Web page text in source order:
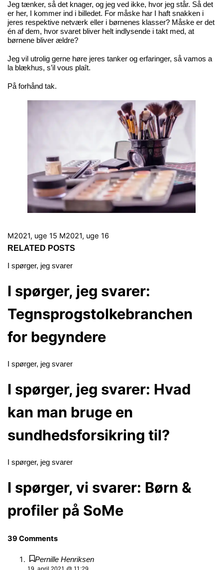
Jeg tænker, så det knager, og jeg ved ikke, hvor jeg står. Så det
er her, I kommer ind i billedet. For måske har I haft snakken i
jeres respektive netværk eller i børnenes klasser? Måske er det
én af dem, hvor svaret bliver helt indlysende i takt med, at
børnene bliver ældre?
Jeg vil utrolig gerne høre jeres tanker og erfaringer, så vamos a
la blækhus, s’il vous plaît.
På forhånd tak.
M2021, uge 15 M2021, uge 16
RELATED POSTS
I spørger, jeg svarer
I spørger, jeg svarer:
Tegnsprogstolkebranchen
for begyndere
I spørger, jeg svarer
I spørger, jeg svarer: Hvad
kan man bruge en
sundhedsforsikring til?
I spørger, jeg svarer
I spørger, vi svarer: Børn &
profiler på SoMe
39 Comments
Pernille Henriksen